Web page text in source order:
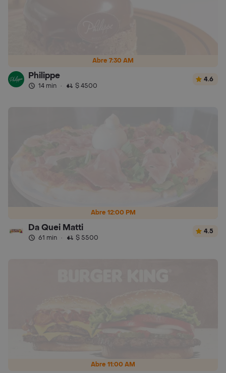
Abre 7:30 AM
Philippe
14 min · $ 4500
4.6
Abre 12:00 PM
Da Quei Matti
61 min · $ 5500
4.5
Abre 11:00 AM